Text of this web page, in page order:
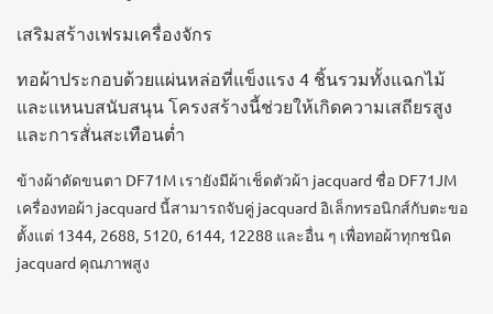
เสริมสร้างเฟรมเครื่องจักร
ทอผ้าประกอบด้วยแผ่นหล่อที่แข็งแรง 4 ชิ้นรวมทั้งแฉกไม้
และแหนบสนับสนุน โครงสร้างนี้ช่วยให้เกิดความเสถียรสูง
และการสั่นสะเทือนต่ำ
ข้างผ้าดัดขนตา DF71M เรายังมีผ้าเช็ดตัวผ้า jacquard ชื่อ DF71JM
เครื่องทอผ้า jacquard นี้สามารถจับคู่ jacquard อิเล็กทรอนิกส์กับตะขอ
ตั้งแต่ 1344, 2688, 5120, 6144, 12288 และอื่น ๆ เพื่อทอผ้าทุกชนิด
jacquard คุณภาพสูง